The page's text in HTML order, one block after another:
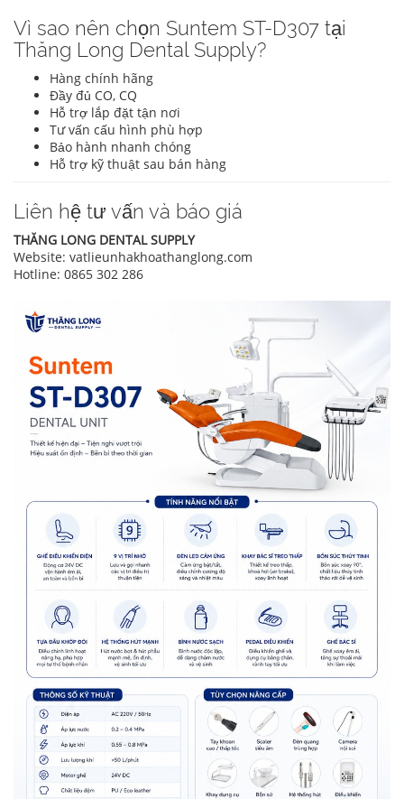
Vì sao nên chọn Suntem ST-D307 tại
Thăng Long Dental Supply?
Hàng chính hãng
Đầy đủ CO, CQ
Hỗ trợ lắp đặt tận nơi
Tư vấn cấu hình phù hợp
Bảo hành nhanh chóng
Hỗ trợ kỹ thuật sau bán hàng
Liên hệ tư vấn và báo giá
THĂNG LONG DENTAL SUPPLY
Website: vatlieunhakhoathanglong.com
Hotline: 0865 302 286